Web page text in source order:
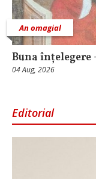
An omagial
Buna
04 Aug, 2026
Editorial